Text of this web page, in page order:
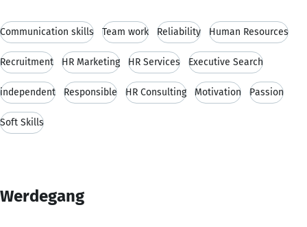
Communication skills Team work Reliability Human Resources
Recruitment HR Marketing HR Services Executive Search
independent Responsible HR Consulting Motivation Passion
Soft Skills
Werdegang